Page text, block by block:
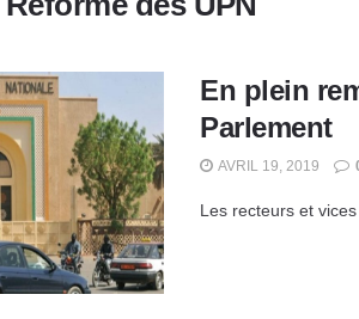
En plein
Parlement
AVRIL 19, 2019
Les recteurs et